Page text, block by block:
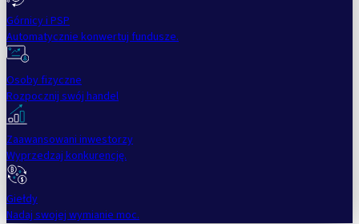
Górnicy i PSP
Automatycznie konwertuj fundusze.
Osoby fizyczne
Rozpocznij swój handel
Zaawansowani inwestorzy
Wyprzedzaj konkurencję.
Giełdy
Nadaj swojej wymianie moc.